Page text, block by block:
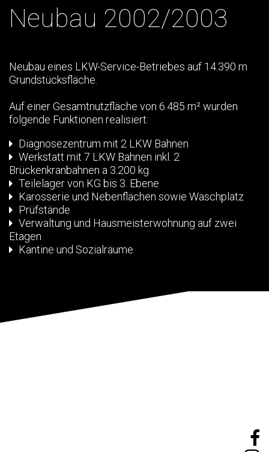
Neubau 2002/2003
Neubau eines LKW-Service-Betriebes auf 14.390 m
Grundstücksfläche.
Auf einer Gesamtnutzfläche von 6.485 m² wurden
folgende Funktionen realisiert:
Diagnosezentrum mit 2 LKW Bahnen
Werkstatt mit 7 LKW Bahnen inkl. 2
Brückenkranbahnen a 3.200 kg
Teilelager von KG bis 3. Ebene
Karosserie und Nebenflächen sowie Waschplatz
Prüfstände
Verwaltung und Hausmeisterwohnung auf zwei
Etagen
Kantine und Sozialräume